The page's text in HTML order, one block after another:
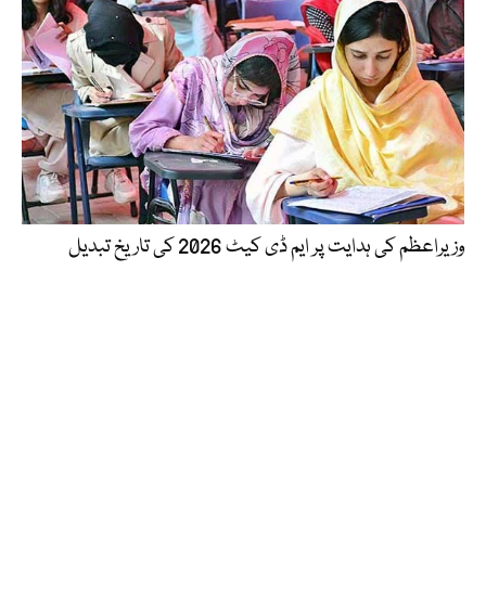
وزیراعظم کی ہدایت پر ایم ڈی کیٹ 2026 کی تاریخ تبدیل